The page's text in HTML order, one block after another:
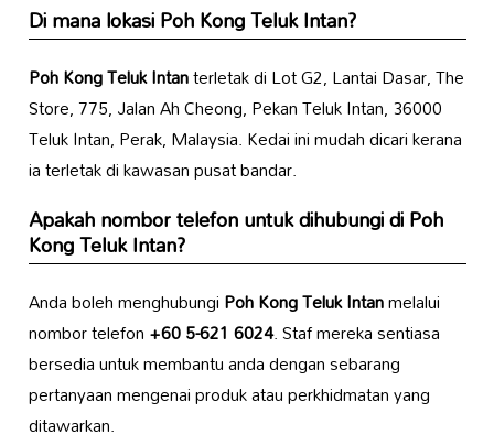
Di mana lokasiPoh Kong Teluk Intan?
Poh Kong Teluk Intanterletak di Lot G2, Lantai Dasar, The
Store, 775, Jalan Ah Cheong, Pekan Teluk Intan, 36000
Teluk Intan, Perak, Malaysia. Kedai ini mudah dicari kerana
ia terletak di kawasan pusat bandar.
Apakah nombor telefon untuk dihubungi diPoh
Kong Teluk Intan?
Anda boleh menghubungiPoh Kong Teluk Intanmelalui
nombor telefon+60 5-621 6024. Staf mereka sentiasa
bersedia untuk membantu anda dengan sebarang
pertanyaan mengenai produk atau perkhidmatan yang
ditawarkan.